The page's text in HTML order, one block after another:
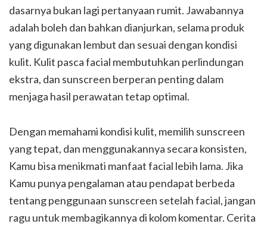
dasarnya bukan lagi pertanyaan rumit. Jawabannya
adalah boleh dan bahkan dianjurkan, selama produk
yang digunakan lembut dan sesuai dengan kondisi
kulit. Kulit pasca facial membutuhkan perlindungan
ekstra, dan sunscreen berperan penting dalam
menjaga hasil perawatan tetap optimal.
Dengan memahami kondisi kulit, memilih sunscreen
yang tepat, dan menggunakannya secara konsisten,
Kamu bisa menikmati manfaat facial lebih lama. Jika
Kamu punya pengalaman atau pendapat berbeda
tentang penggunaan sunscreen setelah facial, jangan
ragu untuk membagikannya di kolom komentar. Cerita